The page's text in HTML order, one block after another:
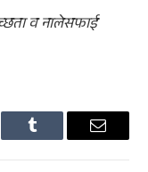
व नालेसफाई
Tumblr Email